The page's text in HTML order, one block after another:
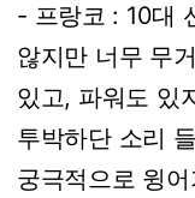
- 프랑코 : 10대
않지만 너무 무
있고, 파워도 있
투박하단 소리
궁극적으로 윙